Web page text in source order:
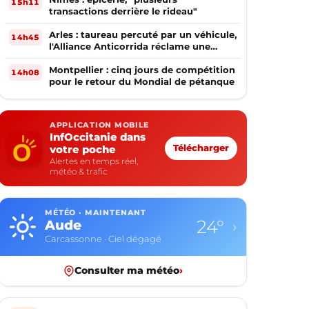
transactions derrière le rideau"
14h45
Arles : taureau percuté par un véhicule,
l'Alliance Anticorrida réclame une
enquête
14h08
Montpellier : cinq jours de compétition
pour le retour du Mondial de pétanque
APPLICATION MOBILE
InfOccitanie dans
votre poche
Alertes en temps réel,
météo & trafic
Télécharger
MÉTÉO · MAINTENANT
Aude
Carcassonne · Ciel dégagé
24° ›
Consulter ma météo›